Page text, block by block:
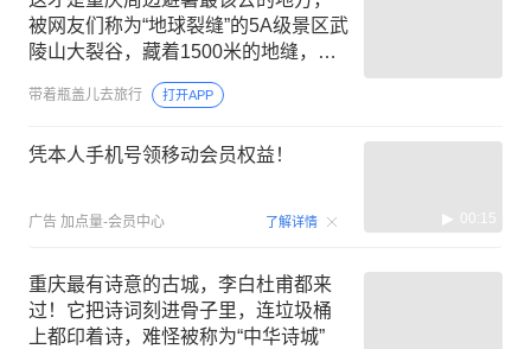
被网友们称为“地球裂缝”的5A级景区武
陵山大裂谷，藏着1500米的地缝，夏
季均温22度清凉又震撼
带着瓶盖儿去旅行 打开APP
凭本人手机号领移动会员权益！
广告 加点量-会员中心 了解详情 00:15
重庆最有诗意的古城，李白杜甫都来
过！它把诗词刻进骨子里，连垃圾桶
上都印着诗，难怪被称为“中华诗城”